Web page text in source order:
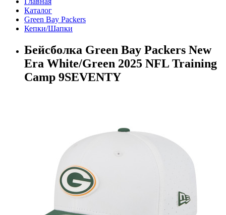
Каталог
Green Bay Packers
Кепки/Шапки
Бейсболка Green Bay Packers New
Era White/Green 2025 NFL Training
Camp 9SEVENTY